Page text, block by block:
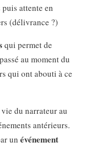
attente en
(délivrance ?)
qui permet de
au moment du
qui ont abouti à ce
du narrateur au
antérieurs.
un événement